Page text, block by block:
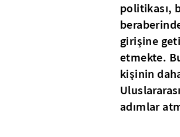
politikası,
girişine
etmekte.
kişinin
adımlar